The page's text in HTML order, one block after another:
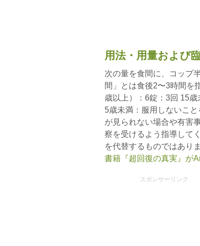
用法・用量および
次の量を食間に、コップ
間」とは食後2〜3時間を
歳以上）：6錠：3回 15
5歳未満：服用しないこ
が見られない場合や有害
察を受けるよう指導して
を代替するものではあり
書籍『超回復の真実』が
スポンサーリンク